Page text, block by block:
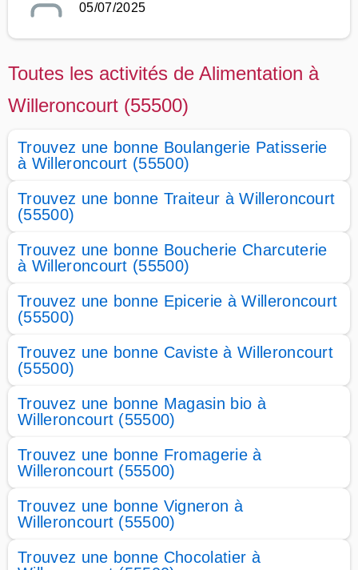
05/07/2025
Toutes les activités de Alimentation à
Willeroncourt (55500)
Trouvez une bonne Boulangerie Patisserie
à Willeroncourt (55500)
Trouvez une bonne Traiteur à Willeroncourt
(55500)
Trouvez une bonne Boucherie Charcuterie
à Willeroncourt (55500)
Trouvez une bonne Epicerie à Willeroncourt
(55500)
Trouvez une bonne Caviste à Willeroncourt
(55500)
Trouvez une bonne Magasin bio à
Willeroncourt (55500)
Trouvez une bonne Fromagerie à
Willeroncourt (55500)
Trouvez une bonne Vigneron à
Willeroncourt (55500)
Trouvez une bonne Chocolatier à